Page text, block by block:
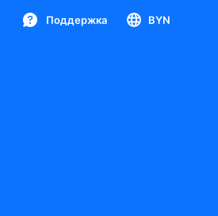
Поддержка BYN